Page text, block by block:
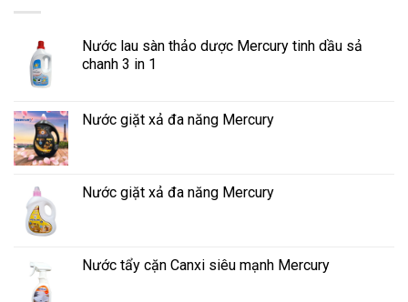
Nước lau sàn thảo dược Mercury tinh dầu sả
chanh 3 in 1
Nước giặt xả đa năng Mercury
Nước giặt xả đa năng Mercury
Nước tẩy cặn Canxi siêu mạnh Mercury